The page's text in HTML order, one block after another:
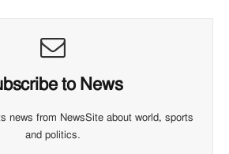
to News
news from NewsSite about world, sports
and politics.